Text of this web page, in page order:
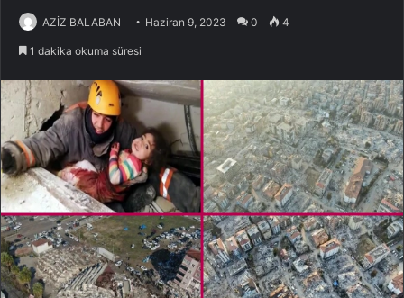
AZİZ BALABAN Haziran 9, 2023 0 4
1 dakika okuma süresi